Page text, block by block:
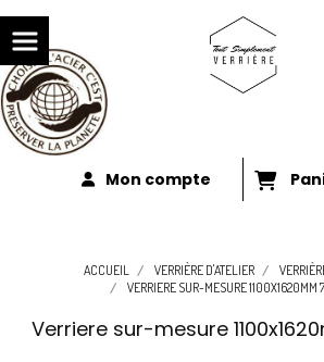
Mon compte
ACCUEIL VERRIÈRE D'ATELIER
VERRIERE SUR-MESURE 1100X1620MM
Verriere sur-mesure